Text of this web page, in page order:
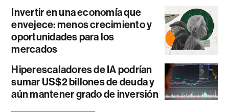
Invertir en una economía que
envejece: menos crecimiento y
oportunidades para los
mercados
Hiperescaladores de IA podrían
sumar US$2 billones de deuda y
aún mantener grado de inversión